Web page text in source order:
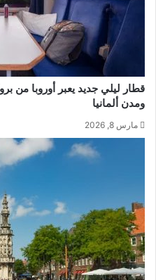
قطار ليلي جديد يعبر أوروبا من
ومدن ألمانيا
مارس 8, 2026